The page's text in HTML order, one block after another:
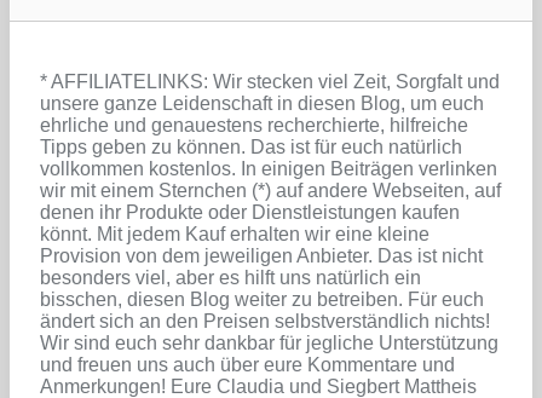
* AFFILIATELINKS: Wir stecken viel Zeit, Sorgfalt und
unsere ganze Leidenschaft in diesen Blog, um euch
ehrliche und genauestens recherchierte, hilfreiche
Tipps geben zu können. Das ist für euch natürlich
vollkommen kostenlos. In einigen Beiträgen verlinken
wir mit einem Sternchen (*) auf andere Webseiten, auf
denen ihr Produkte oder Dienstleistungen kaufen
könnt. Mit jedem Kauf erhalten wir eine kleine
Provision von dem jeweiligen Anbieter. Das ist nicht
besonders viel, aber es hilft uns natürlich ein
bisschen, diesen Blog weiter zu betreiben. Für euch
ändert sich an den Preisen selbstverständlich nichts!
Wir sind euch sehr dankbar für jegliche Unterstützung
und freuen uns auch über eure Kommentare und
Anmerkungen! Eure Claudia und Siegbert Mattheis